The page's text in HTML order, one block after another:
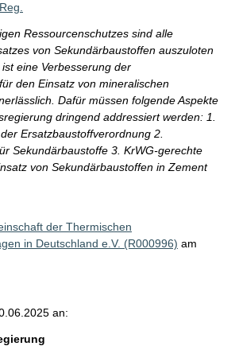
Ressourcenschutzes sind alle
von Sekundärbaustoffen auszuloten
eine Verbesserung der
den Einsatz von mineralischen
Dafür müssen folgende Aspekte
dringend addressiert werden: 1.
Ersatzbaustoffverordnung 2.
Sekundärbaustoffe 3. KrWG-gerechte
von Sekundärbaustoffen in Zement
der Thermischen
in Deutschland e.V. (R000996) am
an: